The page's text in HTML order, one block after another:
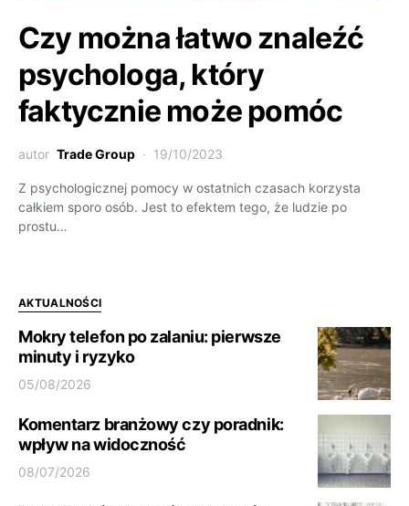
Czy można łatwo znaleźć
psychologa, który
faktycznie może pomóc
autor Trade Group 19/10/2023
Z psychologicznej pomocy w ostatnich czasach korzysta
całkiem sporo osób. Jest to efektem tego, że ludzie po
prostu…
AKTUALNOŚCI
Mokry telefon po zalaniu: pierwsze
minuty i ryzyko
05/08/2026
Komentarz branżowy czy poradnik:
wpływ na widoczność
08/07/2026